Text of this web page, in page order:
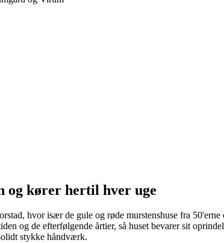
og kører hertil hver uge
hvor især de gule og røde murstenshuse fra
og de efterfølgende årtier, så huset bevarer sit
stykke håndværk.